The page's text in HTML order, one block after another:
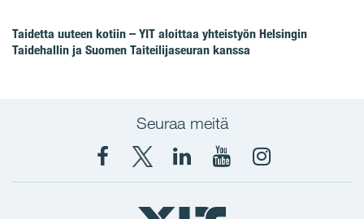
Taidetta uuteen kotiin – YIT aloittaa yhteistyön Helsingin
Taidehallin ja Suomen Taiteilijaseuran kanssa
Seuraa meitä
Facebook
X
YIT
YIT
Corporation
YIT
Corporation
Instagram